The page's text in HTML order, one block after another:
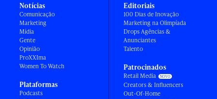
Notícias
Comunicação
Marketing
Mídia
Gente
Opinião
ProXXIma
Women To Watch
Plataformas
Podcasts
Editoriais
100 Dias de Inovação
Marketing na Olimpíada
Drops Agências &
Anunciantes
Talento
Patrocinados
Retail Media
Creators & Influencers
Out-Of-Home